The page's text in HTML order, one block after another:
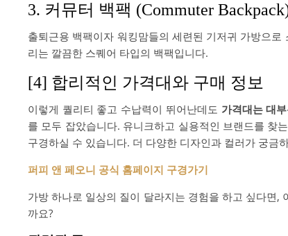
3. 커뮤터 백팩 (Commuter
출퇴근용 백팩이자 워킹맘들의 세련된 기저귀 가방으
리는 깔끔한 스퀘어 타입의 백팩입니다.
[4] 합리적인 가격대와 구매 정보
이렇게 퀄리티 좋고 수납력이 뛰어난데도 가격대는 대
를 모두 잡았습니다. 유니크하고 실용적인 브랜드를 찾
구경하실 수 있습니다. 더 다양한 디자인과 컬러가 궁금
퍼피 앤 페오니 공식 홈페이지 구경가기
가방 하나로 일상의 질이 달라지는 경험을 하고 싶다면
까요?